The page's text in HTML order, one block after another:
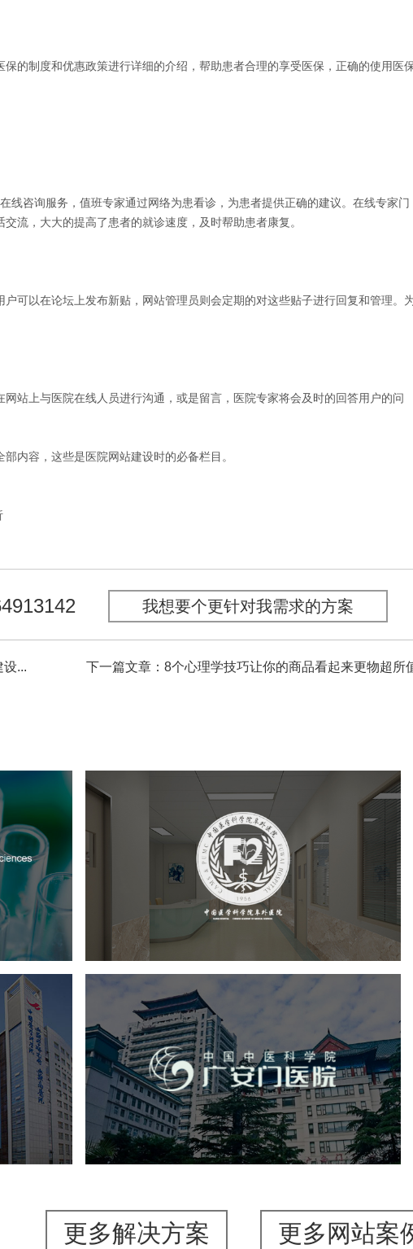
制度和优惠政策进行详细的介绍，帮助患者合理的享受医保，正确的使用医
咨询服务，值班专家通过网络为患看诊，为患者提供正确的建议。在线专家门
流，大大的提高了患者的就诊速度，及时帮助患者康复。
以在论坛上发布新贴，网站管理员则会定期的对这些贴子进行回复和管理。
上与医院在线人员进行沟通，或是留言，医院专家将会及时的回答用户的问
容，这些是医院网站建设时的必备栏目。
我想要个更针对我需求的方案
设... 下一篇文章：8个心理学技巧让你的商品看起来更物超所
制开发
阜外医院
医院 医院网站建设 定制开发
医院
...
网医院
广安门医院
医药医疗 医院 医院网站建设
互联网医院
品牌官网
网站建设 网页设计
更多解决方案 更多网站案